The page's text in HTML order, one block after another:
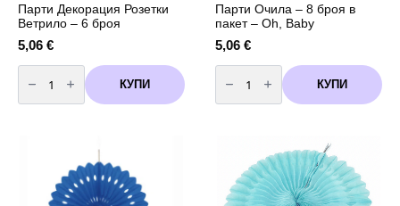
Парти Декорация Розетки
Ветрило – 6 броя
5,06 €
количество
за
Парти
Декорация
КУПИ
Парти Очила – 8 броя в
пакет – Oh, Baby
5,06 €
количество
за
Парти
Очила
Oh,
Baby
КУПИ